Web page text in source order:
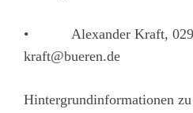
• Alexander Kraft,
kraft@bueren.de
Hintergrundinformationen